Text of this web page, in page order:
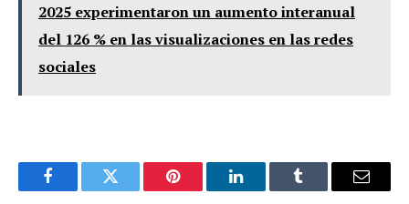
2025 experimentaron un aumento interanual
del 126 % en las visualizaciones en las redes
sociales
FacebookTwitter Pinterest LinkedInTumblr Email